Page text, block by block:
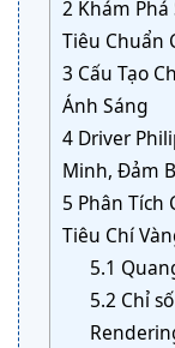
2 Khám Phá
Tiêu Chuẩn
3 Cấu Tạo
Ánh Sáng
4 Driver
Minh, Đảm
5 Phân Tích
Tiêu Chí
5.1
5.2 Chỉ